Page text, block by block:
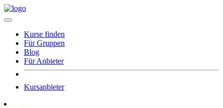
Kurse finden
Für Gruppen
Blog
Für Anbieter
Kursanbieter